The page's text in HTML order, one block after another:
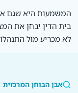
המשמעות היא שגם
בית הדין יבחן את
לא מכריע מול
אבן הבוחן המרכזית